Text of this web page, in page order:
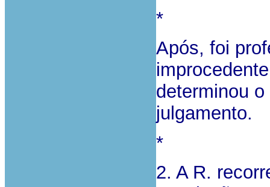
*
Após, foi
determinou
julgamento.
*
2. A R.